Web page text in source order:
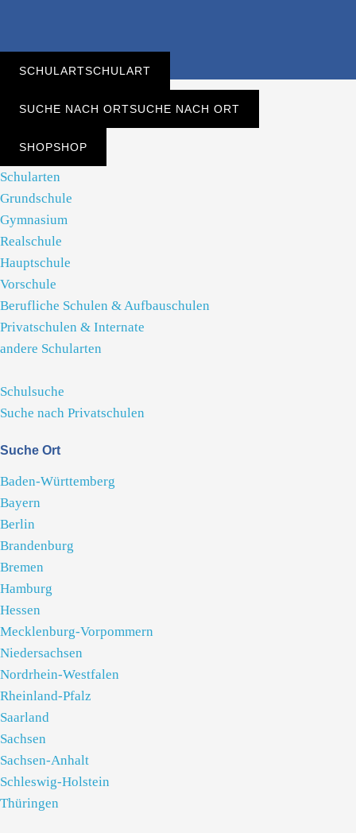
SCHULARTSCHULART
SUCHE NACH ORTSUCHE NACH ORT
SHOPSHOP
Schularten
Grundschule
Gymnasium
Realschule
Hauptschule
Vorschule
Berufliche Schulen & Aufbauschulen
Privatschulen & Internate
andere Schularten
Schulsuche
Suche nach Privatschulen
Suche Ort
Baden-Württemberg
Bayern
Berlin
Brandenburg
Bremen
Hamburg
Hessen
Mecklenburg-Vorpommern
Niedersachsen
Nordrhein-Westfalen
Rheinland-Pfalz
Saarland
Sachsen
Sachsen-Anhalt
Schleswig-Holstein
Thüringen